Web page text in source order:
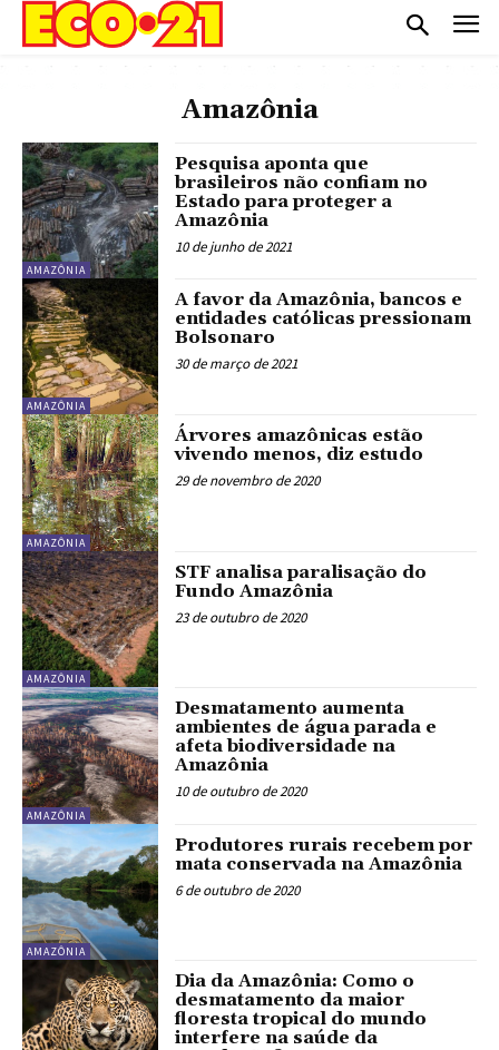
Amazônia
AMAZÔNIA
Pesquisa aponta que
brasileiros não confiam no
Estado para proteger a
Amazônia
10 de junho de 2021
AMAZÔNIA
A favor da Amazônia, bancos e
entidades católicas pressionam
Bolsonaro
30 de março de 2021
AMAZÔNIA
Árvores amazônicas estão
vivendo menos, diz estudo
29 de novembro de 2020
AMAZÔNIA
STF analisa paralisação do
Fundo Amazônia
23 de outubro de 2020
AMAZÔNIA
Desmatamento aumenta
ambientes de água parada e
afeta biodiversidade na
Amazônia
10 de outubro de 2020
AMAZÔNIA
Produtores rurais recebem por
mata conservada na Amazônia
6 de outubro de 2020
Dia da Amazônia: Como o
desmatamento da maior
floresta tropical do mundo
interfere na saúde da